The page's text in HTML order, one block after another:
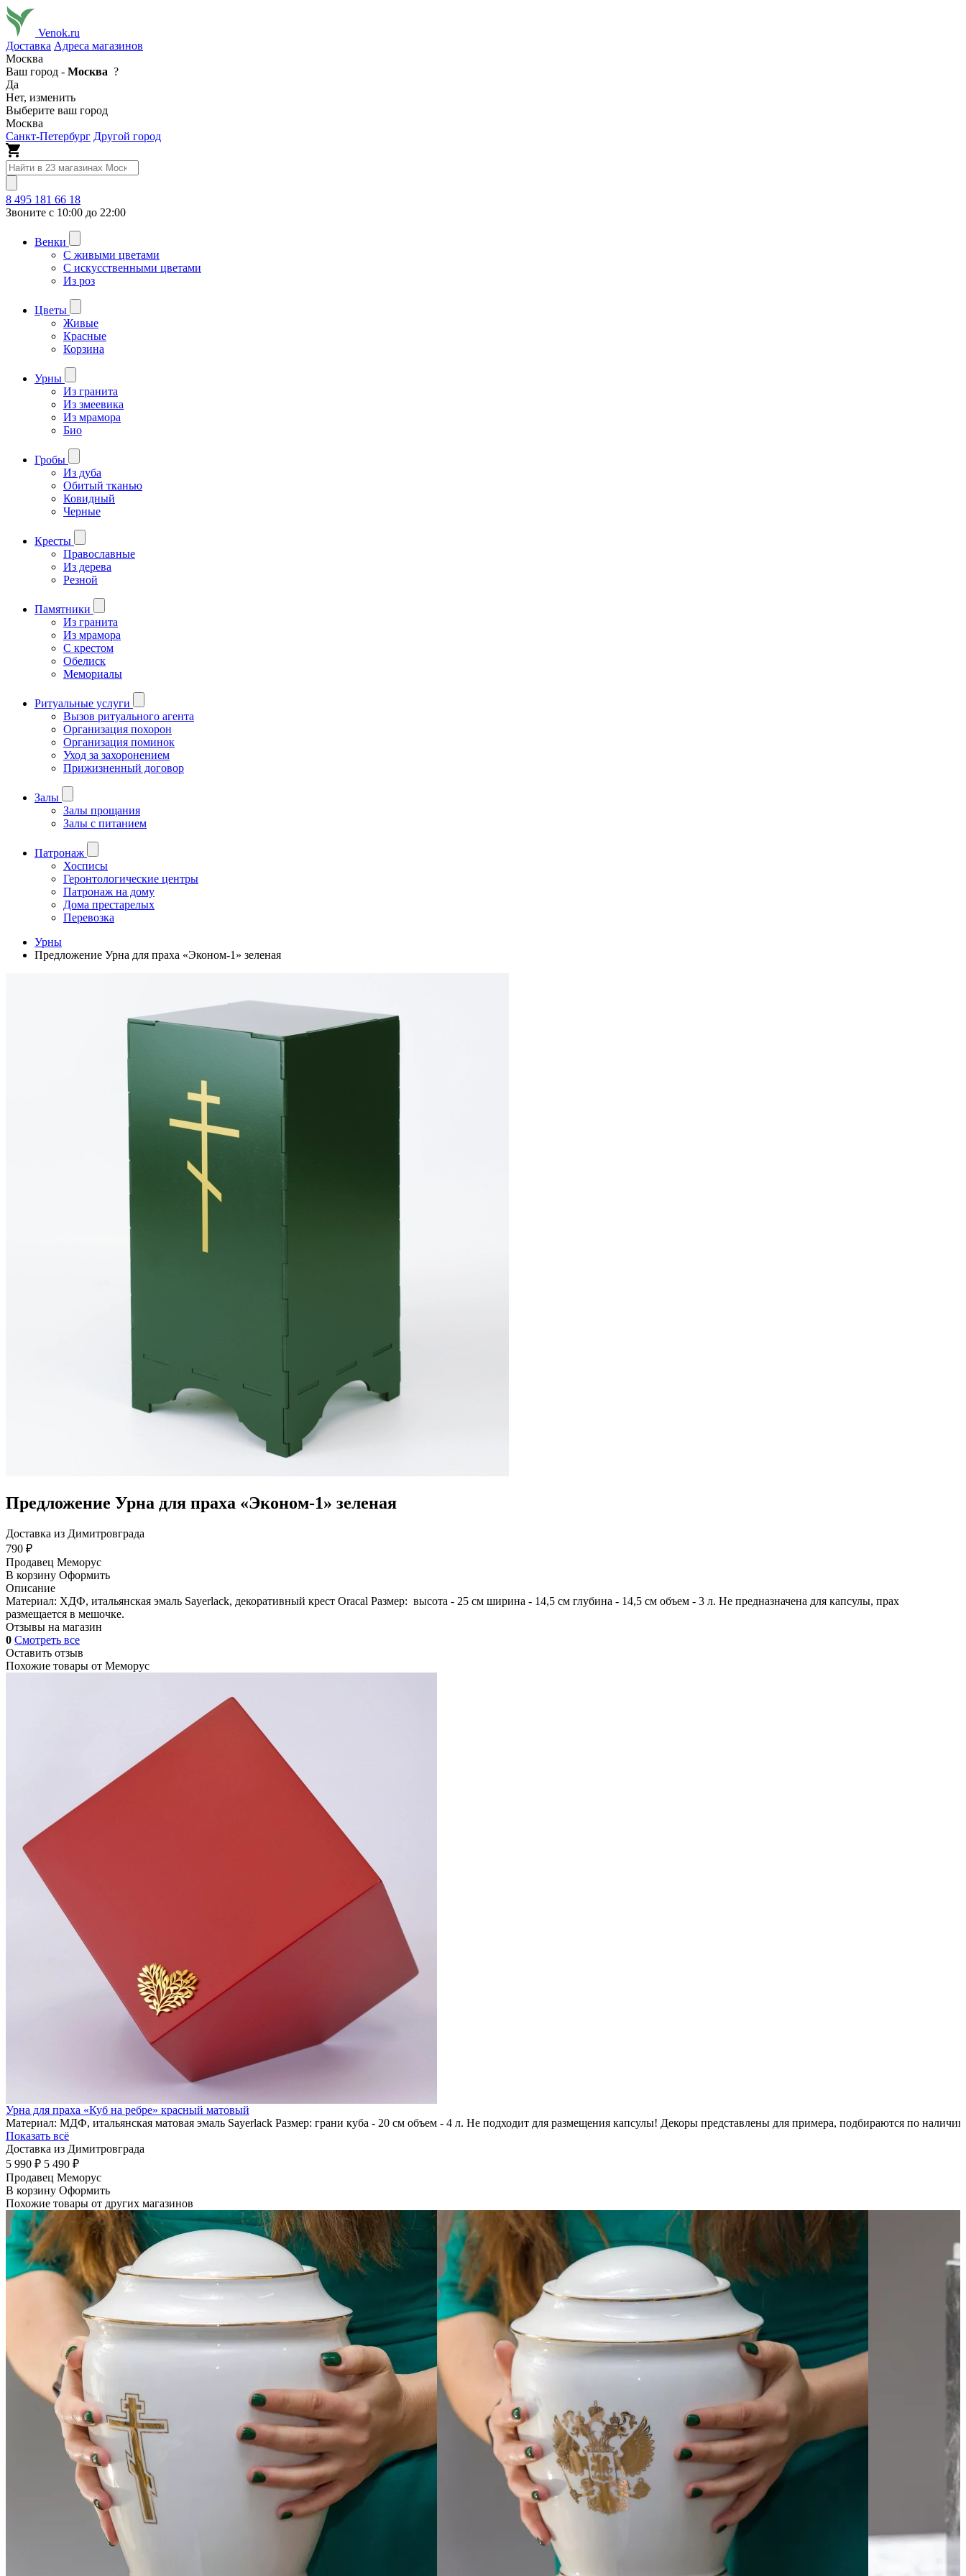
Venok.ru
Доставка Адреса магазинов
Москва
Ваш город - Москва ?
Да
Нет, изменить
Выберите ваш город
Москва
Санкт-Петербург Другой город
8 495 181 66 18
Звоните с 10:00 до 22:00
Венки
С живыми цветами
С искусственными цветами
Из роз
Цветы
Живые
Красные
Корзина
Урны
Из гранита
Из змеевика
Из мрамора
Био
Гробы
Из дуба
Обитый тканью
Ковидный
Черные
Кресты
Православные
Из дерева
Резной
Памятники
Из гранита
Из мрамора
С крестом
Обелиск
Мемориалы
Ритуальные услуги
Вызов ритуального агента
Организация похорон
Организация поминок
Уход за захоронением
Прижизненный договор
Залы
Залы прощания
Залы с питанием
Патронаж
Хосписы
Геронтологические центры
Патронаж на дому
Дома престарелых
Перевозка
Урны
Предложение Урна для праха «Эконом-1» зеленая
Предложение Урна для праха «Эконом-1» зеленая
Доставка из Димитровграда
790 ₽
Продавец Меморус
В корзину Оформить
Описание
Материал: ХДФ, итальянская эмаль Sayerlack, декоративный крест Oracal Размер: высота - 25 см ширина - 14,5 см глубина - 14,5 см объем - 3 л. Не предназначена для капсулы, прах
размещается в мешочке.
Отзывы на магазин
0 Смотреть все
Оставить отзыв
Похожие товары от Меморус
Урна для праха «Куб на ребре» красный матовый
Материал: МДФ, итальянская матовая эмаль Sayerlack Размер: грани куба - 20 см объем - 4 л. Не подходит для размещения капсулы! Декоры представлены для примера, подбираются по
Показать всё
Доставка из Димитровграда
5 990 ₽ 5 490 ₽
Продавец Меморус
В корзину Оформить
Похожие товары от других магазинов